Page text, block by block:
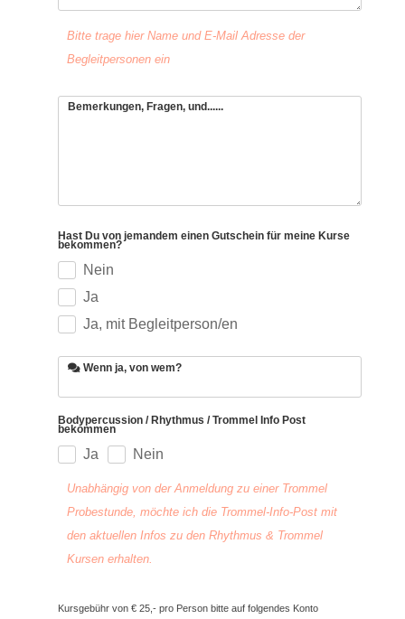
Bitte trage hier Name und E-Mail Adresse der
Begleitpersonen ein
Bemerkungen, Fragen, und......
Hast Du von jemandem einen Gutschein für meine Kurse
bekommen?
Nein
Ja
Ja, mit Begleitperson/en
Wenn ja, von wem?
Bodypercussion / Rhythmus / Trommel Info Post
bekommen
Ja Nein
Unabhängig von der Anmeldung zu einer Trommel
Probestunde, möchte ich die Trommel-Info-Post mit
den aktuellen Infos zu den Rhythmus & Trommel
Kursen erhalten.
Kursgebühr von € 25,- pro Person bitte auf folgendes Konto